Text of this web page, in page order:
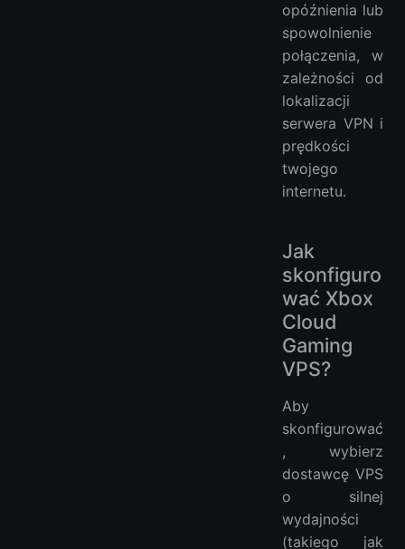
opóźnienia lub
spowolnienie
połączenia, w
zależności od
lokalizacji
serwera VPN i
prędkości
twojego
internetu.
Jak
skonfiguro
wać Xbox
Cloud
Gaming
VPS?
Aby
skonfigurować
, wybierz
dostawcę VPS
o silnej
wydajności
(takiego jak